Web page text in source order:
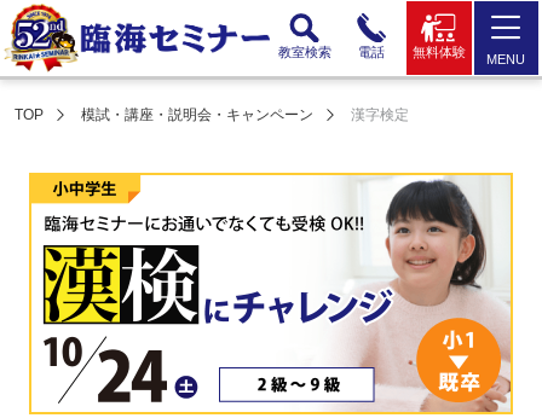
教室検索 電話 無料体験 MENU
TOP 模試・講座・説明会・キャンペーン 漢字検定